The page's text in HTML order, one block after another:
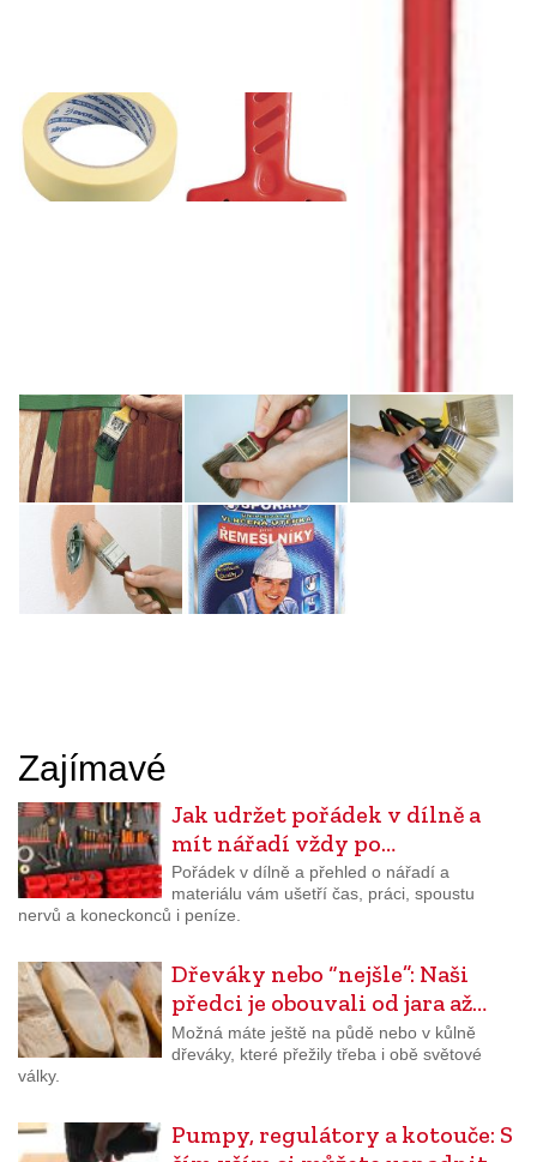
Zajímavé
Jak udržet pořádek v dílně a
mít nářadí vždy po…
Pořádek v dílně a přehled o nářadí a
materiálu vám ušetří čas, práci, spoustu
nervů a koneckonců i peníze.
Dřeváky nebo “nejšle”: Naši
předci je obouvali od jara až…
Možná máte ještě na půdě nebo v kůlně
dřeváky, které přežily třeba i obě světové
války.
Pumpy, regulátory a kotouče: S